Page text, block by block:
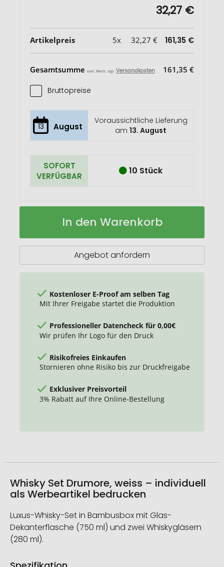
32,27 €
Artikelpreis 5x 32,27 € 161,35 €
Gesamtsumme exkl. MwSt. zzgl. Versandkosten 161,35 €
Bruttopreise
13 August
Voraussichtliche Lieferung
am13. August
SOFORT
VERFÜGBAR
10 Stück
Whisky
Auf
In den Warenkorb
Angebot anfordern
Kostenloser E-Proof am selben Tag
Mit Ihrer Freigabe startet die Produktion
Professioneller Datencheck für 0,00€
Wir prüfen Ihr Logo für den Druck
Risikofreies Einkaufen
Stornieren ohne Risiko bis zur Druckfreigabe
Exklusiver Preisvorteil
3% Rabatt auf Ihre Online-Bestellung
Whisky Set Drumore, weiss – individuell
als Werbeartikel bedrucken
Luxus-Whisky-Set in Bambusbox mit Glas-
Dekanterflasche (750 ml) und zwei Whiskygläsern
(280 ml).